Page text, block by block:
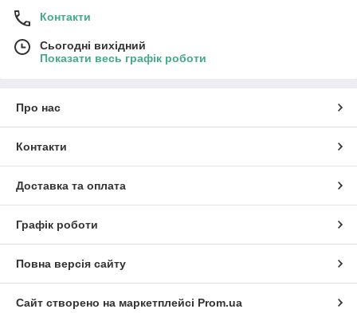
Контакти
Сьогодні вихідний
Показати весь графік роботи
Про нас
Контакти
Доставка та оплата
Графік роботи
Повна версія сайту
Сайт створено на маркетплейсі Prom.ua